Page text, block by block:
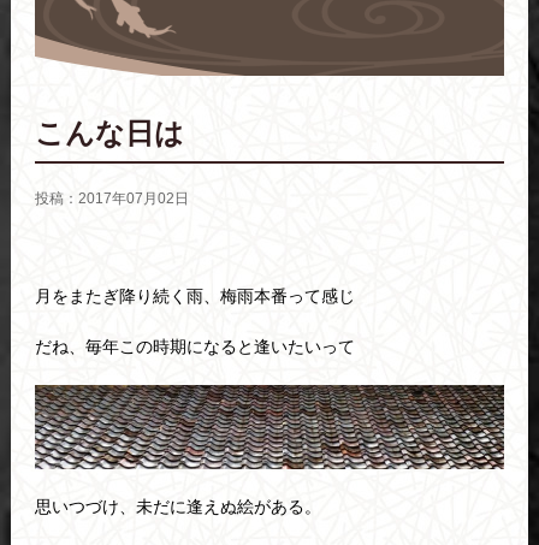
こんな日は
投稿：2017年07月02日
月をまたぎ降り続く雨、梅雨本番って感じ
だね、毎年この時期になると逢いたいって
思いつづけ、未だに逢えぬ絵がある。